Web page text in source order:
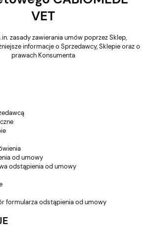
VET
zasady zawierania umów poprzez Sklep,
informacje o Sprzedawcy, Sklepie oraz o
prawach Konsumenta
od umowy
odstąpienia od umowy
formularza odstąpienia od umowy